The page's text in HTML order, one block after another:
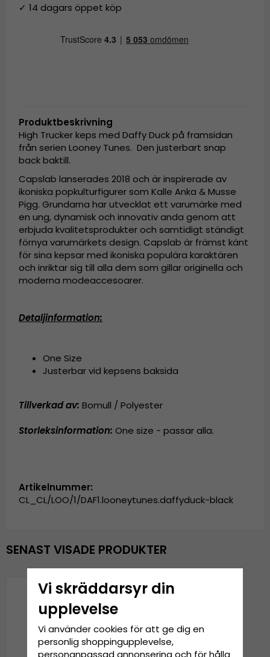
✓ 14 dagars öppet köp
Produktbeskrivning
High Trucker keps med Daffy Duck på framsidan
från serien Looney Tunes. Den justerbart snap
back baktill.
Capslab lanserades 2018 och är inspirerade av
ikoniska popkulturfigurer som Kalle Anka & Musse
Pigg. Grundarna har utvecklat ett varumärke med
en ung, dynamisk och innovativ anda genom att
erbjuda kvalitetsprodukter och samtidigt ständigt
förnya varumärkets design. Capslab är främst känt
för sina kepsar med ikoniska populära karaktären
och inriktar sig till alla dem som gillar originella och
moderna modeaccesoarer.
Detaljinformation:
One Size
Justerbar vid kepsens baksida
Tillverkad av: Bomull / Polyester
Storleksinformation: One size - passar alla.
Artikelnummer:
CL_CL/LOO/1/DAF1.looneytunes.daffyduck-black
SENAST VISADE PRODUKTER
Vi skräddarsyr din
upplevelse
Vi använder cookies för att ge dig en
personlig shoppingupplevelse,